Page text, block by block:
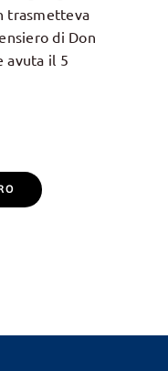
trasmetteva
di Don
avuta il 5